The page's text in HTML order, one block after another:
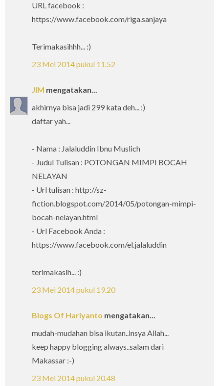
URL facebook :
https://www.facebook.com/riga.sanjaya
Terimakasihhh... :)
23 Mei 2014 pukul 11.52
JIM mengatakan...
akhirnya bisa jadi 299 kata deh... :)
daftar yah...
- Nama : Jalaluddin Ibnu Muslich
- Judul Tulisan : POTONGAN MIMPI BOCAH
NELAYAN
- Url tulisan : http://sz-
fiction.blogspot.com/2014/05/potongan-mimpi-
bocah-nelayan.html
- Url Facebook Anda :
https://www.facebook.com/el.jalaluddin
terimakasih... :)
23 Mei 2014 pukul 19.20
Blogs Of Hariyanto mengatakan...
mudah-mudahan bisa ikutan..insya Allah...
keep happy blogging always..salam dari
Makassar :-)
23 Mei 2014 pukul 20.48